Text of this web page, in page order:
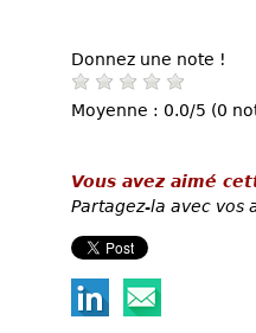
Donnez une note !
Moyenne : 0.0/5 (0
Vous avez aimé
Partagez-la avec vos